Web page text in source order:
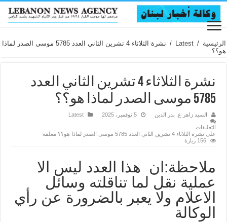
الرئيسية /
Latest
/
نشرة الثلاثاء 4 تشرين الثاني العدد 5785 موسى الصدر لماذا
هو؟؟
نشرة الثلاثاء 4 تشرين الثاني العدد
5785 موسى الصدر لماذا هو؟؟
السيد زاهر ع. بدر الدين 5 نوفمبر، 2025 Latest
التعليقات
على نشرة الثلاثاء 4 تشرين الثاني العدد 5785 موسى الصدر لماذا هو؟؟ مغلقة
156 زيارة
ملاحظة:ان هذا العدد ليس الا
عملية نقل لما تناقلته وسائل
الاعلام ولا يعبر بالضرورة عن رأي
الوكالة